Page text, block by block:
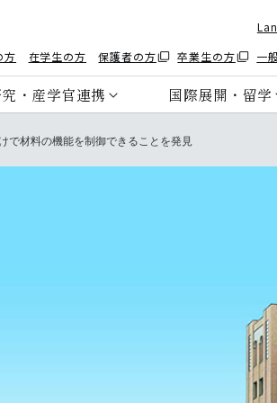
方
在学生の方 保護者の方 卒業生の方 一
・産学官連携 国際展開・留学
で材料の機能を制御できることを発見